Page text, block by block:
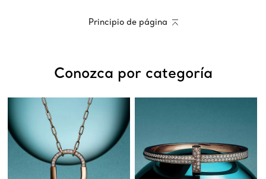
Principio de página
Conozca por categoría